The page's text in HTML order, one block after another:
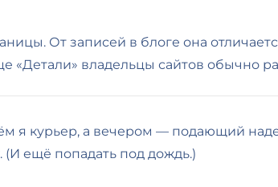
От записей в блоге она
«Детали» владельцы сайтов обычно
я курьер, а вечером — подающий
(И ещё попадать под дождь.)